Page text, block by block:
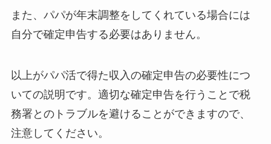
また、パパが年末調整をしてくれている場合には
自分で確定申告する必要はありません。
以上がパパ活で得た収入の確定申告の必要性につ
いての説明です。適切な確定申告を行うことで税
務署とのトラブルを避けることができますので、
注意してください。